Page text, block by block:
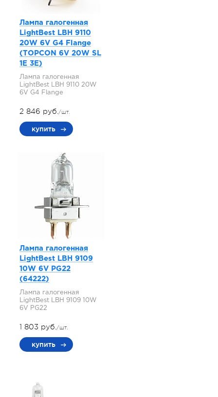
Лампа галогенная
LightBest LBH 9110
20W 6V G4 Flange
(TOPCON 6V 20W SL
1E 3E)
Лампа галогенная
LightBest LBH 9110 20W
6V G4 Flange
2 846 руб./шт.
купить
Лампа галогенная
LightBest LBH 9109
10W 6V PG22
(64222)
Лампа галогенная
LightBest LBH 9109 10W
6V PG22
1 803 руб./шт.
купить